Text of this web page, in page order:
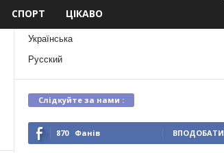
СПОРТ ЦІКАВО
Українська
Русский
Слідкуйте за нами :
870 Фанів ВПОДОБАТИ